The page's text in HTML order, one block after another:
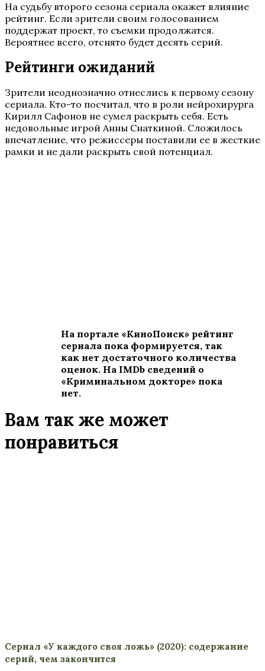
На судьбу второго сезона сериала окажет влияние
рейтинг. Если зрители своим голосованием
поддержат проект, то съемки продолжатся.
Вероятнее всего, отснято будет десять серий.
Рейтинги ожиданий
Зрители неоднозначно отнеслись к первому сезону
сериала. Кто-то посчитал, что в роли нейрохирурга
Кирилл Сафонов не сумел раскрыть себя. Есть
недовольные игрой Анны Снаткиной. Сложилось
впечатление, что режиссеры поставили ее в жесткие
рамки и не дали раскрыть свой потенциал.
На портале «КиноПоиск» рейтинг
сериала пока формируется, так
как нет достаточного количества
оценок. На IMDb сведений о
«Криминальном докторе» пока
нет.
Вам так же может
понравиться
Сериал «У каждого своя ложь» (2020): содержание
серий, чем закончится